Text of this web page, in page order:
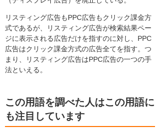
リスティング広告もPPC広告もクリック課金方
式であるが、リスティング広告が検索結果ペー
ジに表示される広告だけを指すのに対し、PPC
広告はクリック課金方式の広告全てを指す。つ
まり、リスティング広告はPPC広告の一つの手
法といえる。
この用語を調べた人はこの用語に
も注目しています